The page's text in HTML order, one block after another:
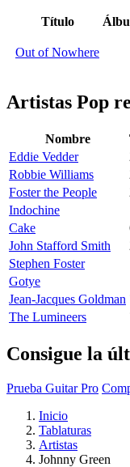
Título
Out of Nowhere
Artistas Pop
Nombre
Eddie Vedder
Robbie Williams
Foster the People
Indochine
Cake
John Stafford Smith
Stephen Foster
Gotye
Jean-Jacques Goldman
The Lumineers
Consigue la
Prueba Guitar Pro
Inicio
Tablaturas
Artistas
Johnny Green